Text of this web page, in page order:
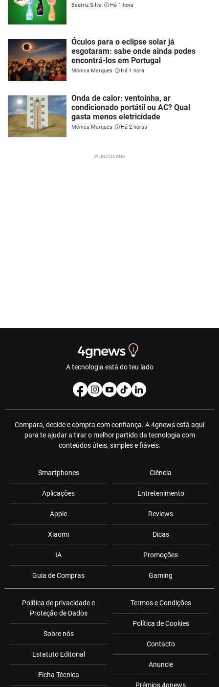
Beatriz Silva Há 1 hora
Óculos para o eclipse solar já
esgotaram: sabe onde ainda podes
encontrá-los em Portugal
Mónica Marques Há 1 hora
Onda de calor: ventoinha, ar
condicionado portátil ou AC? Qual
gasta menos eletricidade
Mónica Marques Há 2 horas
A tecnologia está do teu lado
Compara, decide e compra com confiança. A 4gnews está aqui
para te ajudar a tirar o melhor partido da tecnologia com
conteúdos úteis, simples e fiáveis.
Smartphones
Aplicações
Apple
Xiaomi
IA
Guia de Compras
Ciência
Entretenimento
Reviews
Dicas
Promoções
Gaming
Política de privacidade e
Proteção de Dados
Sobre nós
Estatuto Editorial
Ficha Técnica
Termos e Condições
Política de Cookies
Contacto
Anuncie
Prémios 4gnews